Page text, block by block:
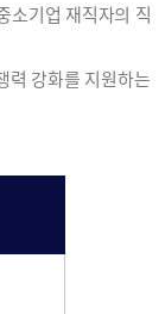
소기업 재직자의 직
력 강화를 지원하는